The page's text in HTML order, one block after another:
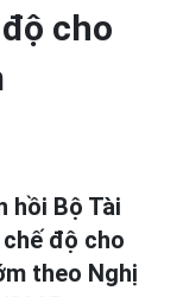
cho
hồi Bộ Tài
độ cho
theo Nghị